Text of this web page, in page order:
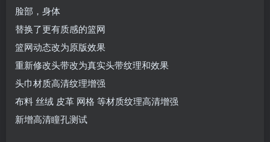
脸部，身体
替换了更有质感的篮网
篮网动态改为原版效果
重新修改头带改为真实头带纹理和效果
头巾材质高清纹理增强
布料 丝绒 皮革 网格 等材质纹理高清增强
新增高清瞳孔测试